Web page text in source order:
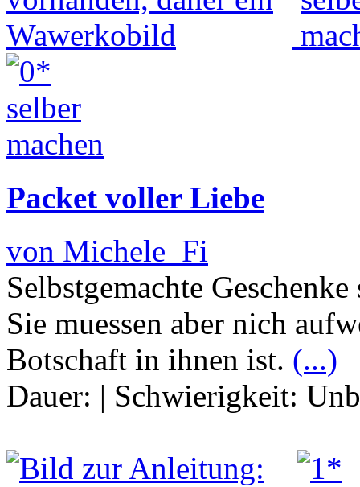
Packet voller Liebe
von Michele_Fi
Selbstgemachte
Sie muessen aber nich
Botschaft in ihnen ist. (...)
Dauer: | Schwierigkeit: